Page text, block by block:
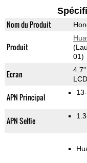
Nom du Produit
Produit
01)
Ecran
LCD
APN Principal
APN Selfie